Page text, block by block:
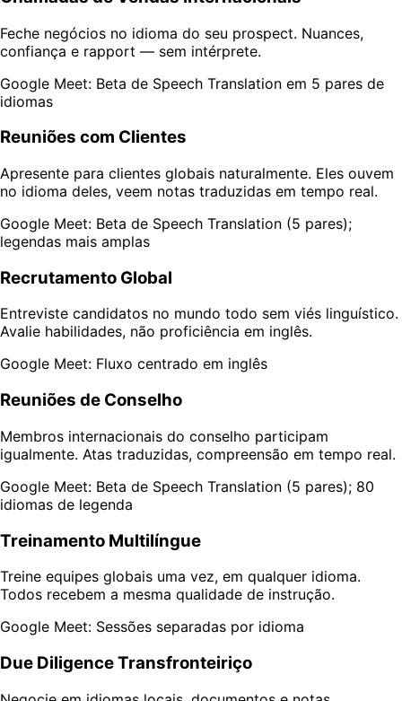
Feche negócios no idioma do seu prospect. Nuances,
confiança e rapport — sem intérprete.
Google Meet: Beta de Speech Translation em 5 pares de
idiomas
Reuniões com Clientes
Apresente para clientes globais naturalmente. Eles ouvem
no idioma deles, veem notas traduzidas em tempo real.
Google Meet: Beta de Speech Translation (5 pares);
legendas mais amplas
Recrutamento Global
Entreviste candidatos no mundo todo sem viés linguístico.
Avalie habilidades, não proficiência em inglês.
Google Meet: Fluxo centrado em inglês
Reuniões de Conselho
Membros internacionais do conselho participam
igualmente. Atas traduzidas, compreensão em tempo real.
Google Meet: Beta de Speech Translation (5 pares); 80
idiomas de legenda
Treinamento Multilíngue
Treine equipes globais uma vez, em qualquer idioma.
Todos recebem a mesma qualidade de instrução.
Google Meet: Sessões separadas por idioma
Due Diligence Transfronteiriço